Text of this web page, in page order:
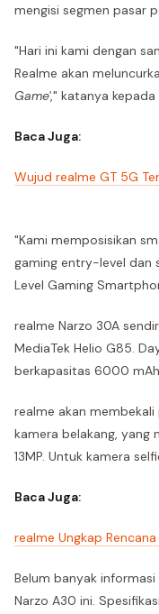
mengisi segmen pasar
"Hari ini kami dengan
Realme akan
Game'," katanya kepada
Baca Juga:
Wujud realme GT 5G
"Kami memposisikan
gaming entry-level dan
Level Gaming
realme Narzo 30A
MediaTek Helio G85.
berkapasitas 6000
realme akan
kamera belakang, yang
13MP. Untuk kamera
Baca Juga:
realme Ungkap Rencana
Belum banyak
Narzo A30 ini.